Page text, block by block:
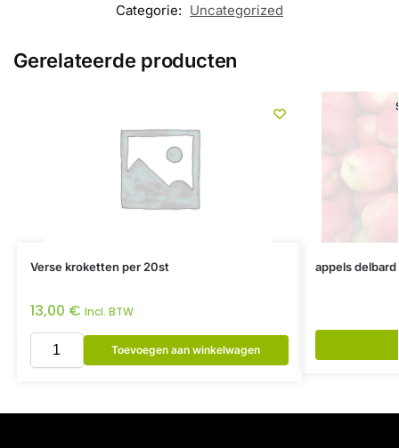
Categorie: Uncategorized
Gerelateerde producten
Verse kroketten per 20st
13,00 € Incl. BTW
Toevoegen aan winkelwagen
appels